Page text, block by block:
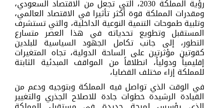
رؤية المملكة 2030، التي تجعل من الاقتصاد السعودي،
ومقدرات المملكة قوة أكثر تأثيرا في الاقتصاد العالمي،
وتلبية طموحات التنمية النوعية الداخلية، والتي تستشرف
المستقبل وتطويع تحدياته في هذا العصر متسارع
التطور، إلى جانب تكامل الجهود السياسية للبلدين
كقوتين مؤثرتين على الساحة الدولية، تجاه المتغيرات
إقليمياً ودولياً، انطلاقاً من المواقف المبدئية الثابتة
للمملكة إزاء مختلف القضايا،
في الوقت الذي تواصل فيه المملكة وبتوجيه ودعم من
القيادة الرشيدة خطوات جادة للاصلاح الجذري والتغيير